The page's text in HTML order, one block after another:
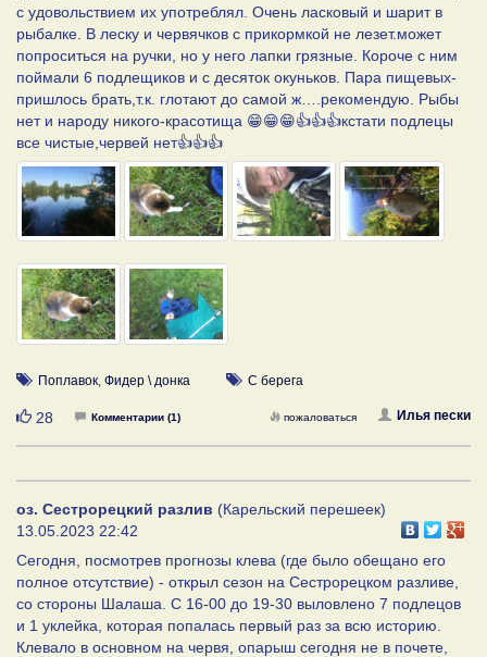
с удовольствием их употреблял. Очень ласковый и шарит в
рыбалке. В леску и червячков с прикормкой не лезет.может
попроситься на ручки, но у него лапки грязные. Короче с ним
поймали 6 подлещиков и с десяток окуньков. Пара пищевых-
пришлось брать,т.к. глотают до самой ж….рекомендую. Рыбы
нет и народу никого-красотища 😁😁😁👍👍👍кстати подлецы
все чистые,червей нет👍👍👍
Поплавок, Фидер \ донка С берега
Нравится
28 Комментарии (1) Илья пески
пожаловаться
оз. Сестрорецкий разлив (Карельский перешеек)
13.05.2023 22:42
Сегодня, посмотрев прогнозы клева (где было обещано его
полное отсутствие) - открыл сезон на Сестрорецком разливе,
со стороны Шалаша. С 16-00 до 19-30 выловлено 7 подлецов
и 1 уклейка, которая попалась первый раз за всю историю.
Клевало в основном на червя, опарыш сегодня не в почете,